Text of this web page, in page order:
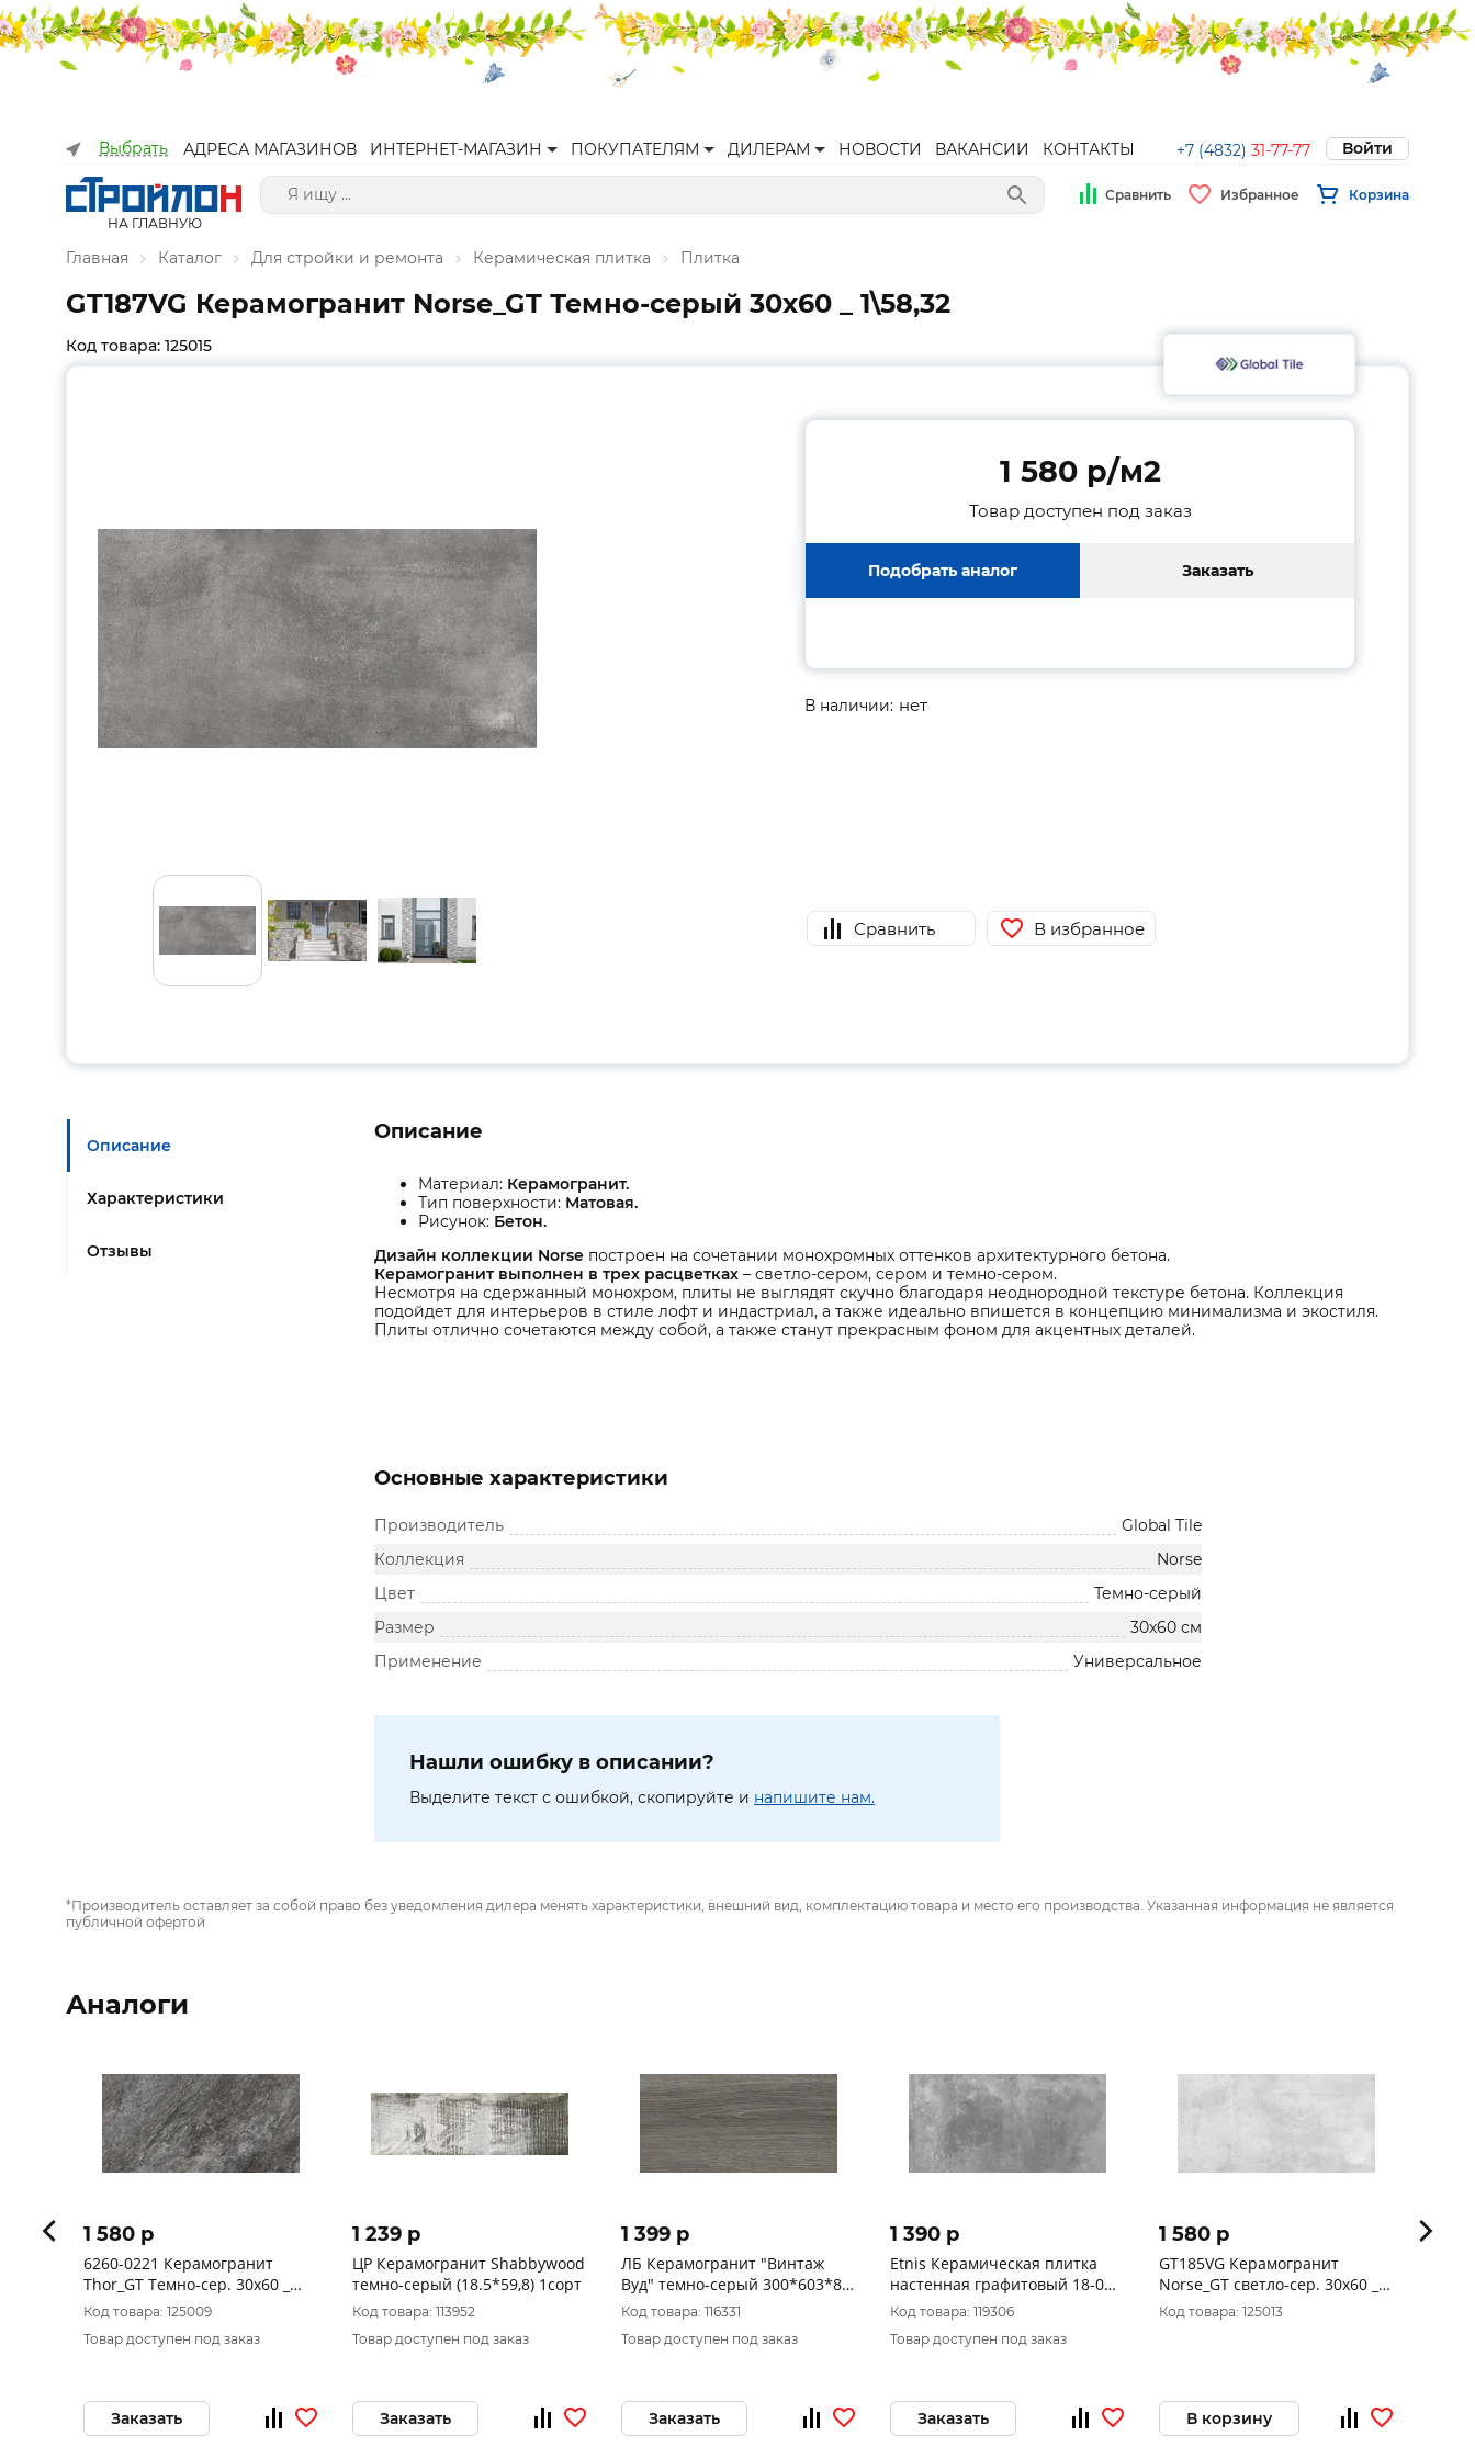
Выбрать АДРЕСА МАГАЗИНОВ ИНТЕРНЕТ-МАГАЗИН ПОКУПАТЕЛЯМ ДИЛЕРАМ НОВОСТИ ВАКАНСИИ КОНТАКТЫ +7 (4832) 31-77-77 Войти
НА ГЛАВНУЮ
Сравнить Избранное Корзина
Главная Каталог Для стройки и ремонта Керамическая плитка Плитка
GT187VG Керамогранит Norse_GT Темно-серый 30x60 _ 1\58,32
Код товара: 125015
1 580 p/м2
Товар доступен под заказ
Подобрать аналог Заказать
В наличии: нет
Сравнить В избранное
Описание
Характеристики
Отзывы
Описание
Материал: Керамогранит.
Тип поверхности: Матовая.
Рисунок: Бетон.
Дизайн коллекции Norse построен на сочетании монохромных оттенков архитектурного бетона.
Керамогранит выполнен в трех расцветках – светло-сером, сером и темно-сером.
Несмотря на сдержанный монохром, плиты не выглядят скучно благодаря неоднородной текстуре бетона. Коллекция
подойдет для интерьеров в стиле лофт и индастриал, а также идеально впишется в концепцию минимализма и экостиля.
Плиты отлично сочетаются между собой, а также станут прекрасным фоном для акцентных деталей.
Основные характеристики
Производитель
Global Tile
Коллекция
Norse
Цвет
Темно-серый
Размер
30х60 см
Применение
Универсальное
Нашли ошибку в описании?
Выделите текст с ошибкой, скопируйте и напишите нам.
*Производитель оставляет за собой право без уведомления дилера менять характеристики, внешний вид, комплектацию товара и место его производства. Указанная информация не является
публичной офертой
Аналоги
1 580 p
6260-0221 Керамогранит
Thor_GT Темно-сер. 30x60 _
1\46,08
Код товара: 125009
Товар доступен под заказ
Заказать
1 239 p
ЦР Керамогранит Shabbywood
темно-серый (18.5*59,8) 1сорт
Код товара: 113952
Товар доступен под заказ
Заказать
1 399 p
ЛБ Керамогранит "Винтаж
Вуд" темно-серый 300*603*8.5
NEW
Код товара: 116331
Товар доступен под заказ
Заказать
1 390 p
Etnis Керамическая плитка
настенная графитовый 18-01-
18-3644 30х60
Код товара: 119306
Товар доступен под заказ
Заказать
1 580 p
GT185VG Керамогранит
Norse_GT светло-сер. 30x60 _
1\58,32
Код товара: 125013
В корзину
1